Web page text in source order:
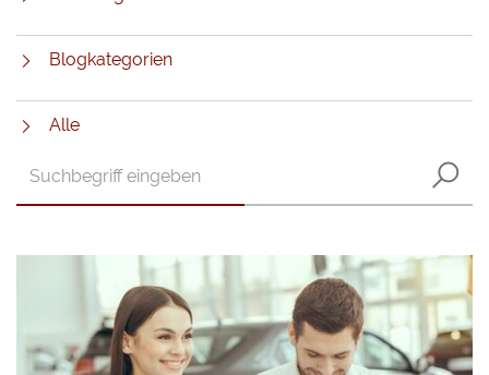
Blogkategorien
Alle